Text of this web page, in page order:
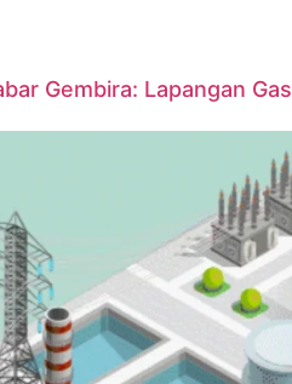
Gembira: Lapangan